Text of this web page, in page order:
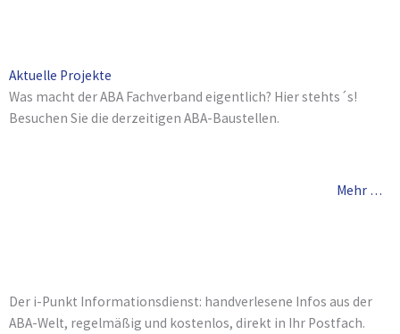
Aktuelle Projekte
Was macht der ABA Fachverband eigentlich? Hier stehts´s!
Besuchen Sie die derzeitigen ABA-Baustellen.
Mehr …
Der i-Punkt Informationsdienst: handverlesene Infos aus der
ABA-Welt, regelmäßig und kostenlos, direkt in Ihr Postfach.